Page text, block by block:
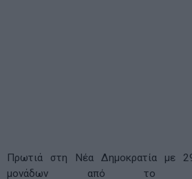
Πρωτιά στη Νέα Δημοκρατία με
μονάδων από το